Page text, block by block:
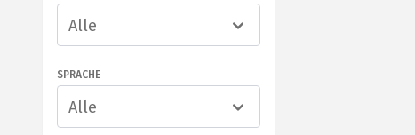
Alle
SPRACHE
Alle